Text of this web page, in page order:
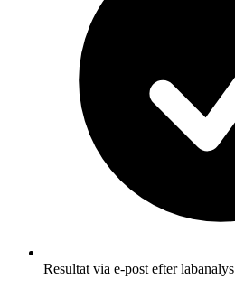
Resultat via e-post efter labanalys